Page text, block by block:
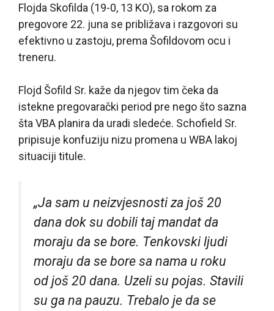
Flojda Skofilda (19-0, 13 KO), sa rokom za
pregovore 22. juna se približava i razgovori su
efektivno u zastoju, prema Šofildovom ocu i
treneru.
Flojd Šofild Sr. kaže da njegov tim čeka da
istekne pregovarački period pre nego što sazna
šta VBA planira da uradi sledeće. Schofield Sr.
pripisuje konfuziju nizu promena u WBA lakoj
situaciji titule.
„Ja sam u neizvjesnosti za još 20
dana dok su dobili taj mandat da
moraju da se bore. Tenkovski ljudi
moraju da se bore sa nama u roku
od još 20 dana. Uzeli su pojas. Stavili
su ga na pauzu. Trebalo je da se